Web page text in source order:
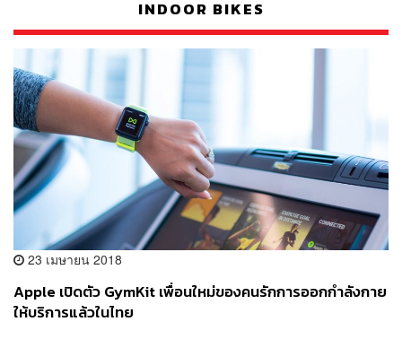
INDOOR BIKES
23 เมษายน 2018
Apple เปิดตัว GymKit เพื่อนใหม่ของคนรักการออกกำลังกาย
ให้บริการแล้วในไทย